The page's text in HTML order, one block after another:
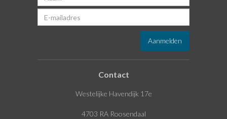
Contact
Westelijke Havendijk 17e
4703 RA Roosendaal